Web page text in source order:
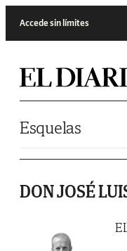
Accede sin límites
Esquelas
DON JOSÉ